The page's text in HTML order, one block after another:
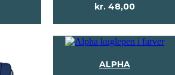
kr. 48,00
ALPHA